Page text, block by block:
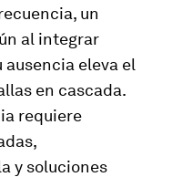
un
al integrar
ausencia eleva el
en cascada.
requiere
y soluciones